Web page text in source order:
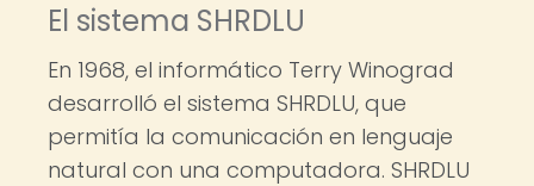
El sistema SHRDLU
En 1968, el informático Terry Winograd
desarrolló el sistema SHRDLU, que
permitía la comunicación en lenguaje
natural con una computadora. SHRDLU